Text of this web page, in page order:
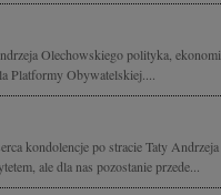
Olechowskiego polityka,
Platformy Obywatelskiej....
kondolencje po stracie Taty
ale dla nas pozostanie przede...